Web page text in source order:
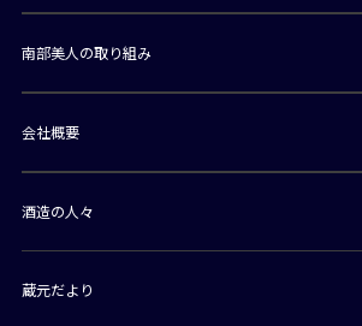
南部美人の取り組み
会社概要
酒造の人々
蔵元だより